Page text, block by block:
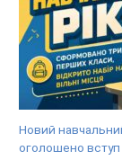
Новий
оголошено вступ